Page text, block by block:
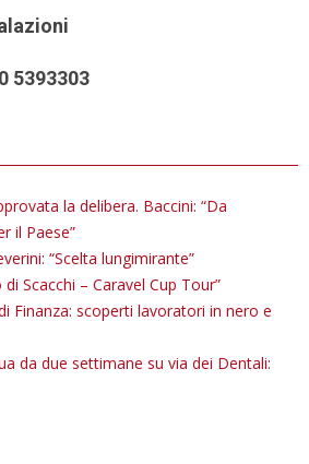
5393303
la delibera. Baccini: “Da
il Paese”
“Scelta lungimirante”
Scacchi – Caravel Cup Tour”
Finanza: scoperti lavoratori in nero e
da due settimane su via dei Dentali: